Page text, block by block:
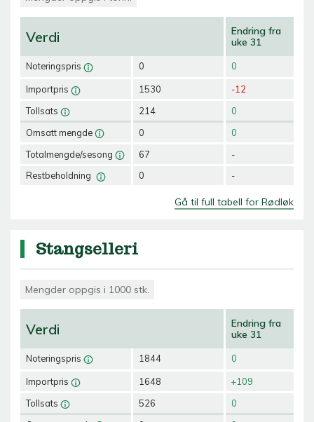
Verdi
Noteringspris
Importpris
Tollsats
Omsatt mengde
Totalmengde/sesong
Restbeholdning
0
1530
214
0
67
0
Endring fra
uke 31
0
-12
0
0
-
-
Gå til full tabell for Rødløk
Stangselleri
Mengder oppgis i 1000 stk.
Verdi
Noteringspris
Importpris
Tollsats
1844
1648
526
Endring fra
uke 31
0
+109
0